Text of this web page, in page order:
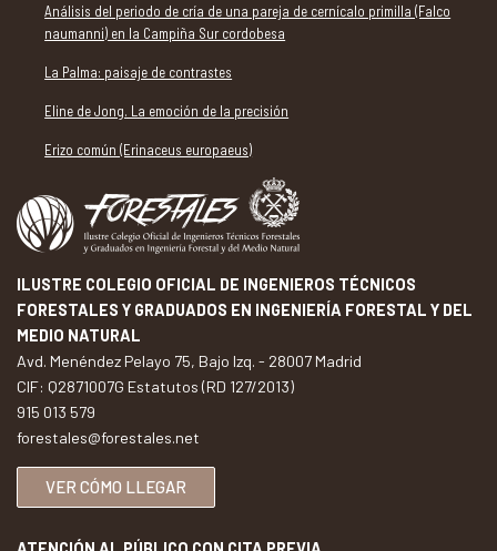
Análisis del periodo de cría de una pareja de cernícalo primilla (Falco
naumanni) en la Campiña Sur cordobesa
La Palma: paisaje de contrastes
Eline de Jong. La emoción de la precisión
Erizo común (Erinaceus europaeus)
ILUSTRE COLEGIO OFICIAL DE INGENIEROS TÉCNICOS
FORESTALES Y GRADUADOS EN INGENIERÍA FORESTAL Y DEL
MEDIO NATURAL
Avd. Menéndez Pelayo 75, Bajo Izq. - 28007 Madrid
CIF: Q2871007G Estatutos (RD 127/2013)
915 013 579
forestales@forestales.net
VER CÓMO LLEGAR